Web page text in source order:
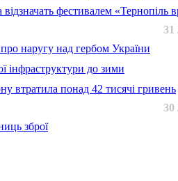
фестивалем «Тернопіль
наругу над гербом України
інфраструктури до зими
втратила понад 42 тисячі гривень
зброї